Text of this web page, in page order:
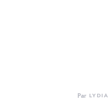
Par LYDIA